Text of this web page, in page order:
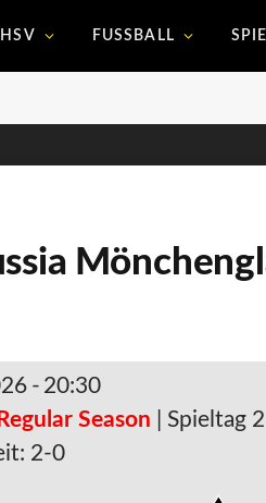
HSV FUSSBALL
- 20:30
Season
| Spieltag
2-0